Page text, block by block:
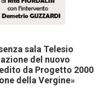
sala Telesio
del nuovo
da Progetto 2000
della Vergine»